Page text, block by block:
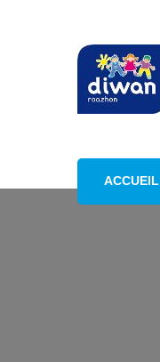
ACCUEIL